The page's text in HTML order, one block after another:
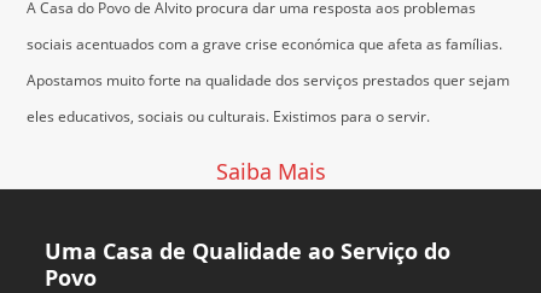
A Casa do Povo de Alvito procura dar uma resposta aos problemas
sociais acentuados com a grave crise económica que afeta as famílias.
Apostamos muito forte na qualidade dos serviços prestados quer sejam
eles educativos, sociais ou culturais. Existimos para o servir.
Saiba Mais
Uma Casa de Qualidade ao Serviço do
Povo